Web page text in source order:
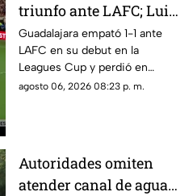
triunfo ante LAFC; Luis
Romo es señalado por
su cobro en penales
Guadalajara empató 1-1 ante
LAFC en su debut en la
Leagues Cup y perdió en
penales; Luis Romo fue
agosto 06, 2026 08:23 p. m.
Autoridades omiten
atender canal de agua